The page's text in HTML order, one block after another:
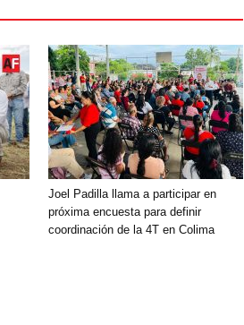
Joel Padilla llama a participar en
próxima encuesta para definir
coordinación de la 4T en Colima